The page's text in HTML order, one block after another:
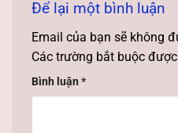
Để lại một bình luận
Email của bạn sẽ không
Các trường bắt buộc
Bình luận *